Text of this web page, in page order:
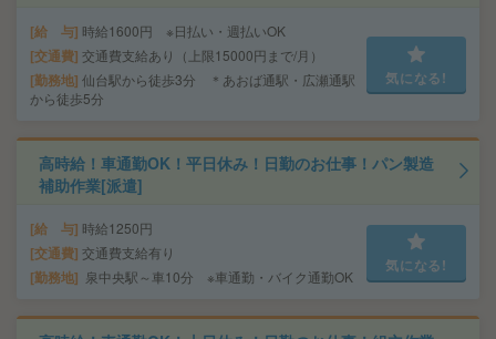
給 与 時給1600円 ※日払い・週払いOK
交通費 交通費支給あり（上限15000円まで/月）
勤務地 仙台駅から徒歩3分 ＊あおば通駅・広瀬通駅
から徒歩5分
気になる!
高時給！車通勤OK！平日休み！日勤のお仕事！パン製造
補助作業[派遣]
給 与 時給1250円
交通費 交通費支給有り
勤務地 泉中央駅～車10分 ※車通勤・バイク通勤OK
気になる!